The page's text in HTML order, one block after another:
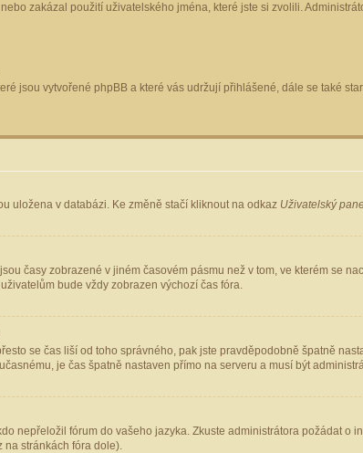
zakázal použití uživatelského jména, které jste si zvolili.
jsou vytvořené phpBB a které vás udržují přihlášené, dále se také
uložena v databázi. Ke změně stačí kliknout na odkaz Uživatelský
časy zobrazené v jiném časovém pásmu než v tom, ve kterém se
bude vždy zobrazen výchozí čas fóra.
se čas liší od toho správného, pak jste pravděpodobně špatně
je čas špatně nastaven přímo na serveru a musí být
nepřeložil fórum do vašeho jazyka. Zkuste administrátora požádat
na stránkách fóra dole).